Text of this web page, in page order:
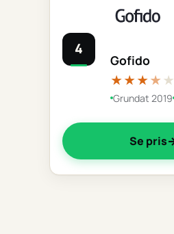
4
Gofido
★★★★★
Grundat 2019
Se pris